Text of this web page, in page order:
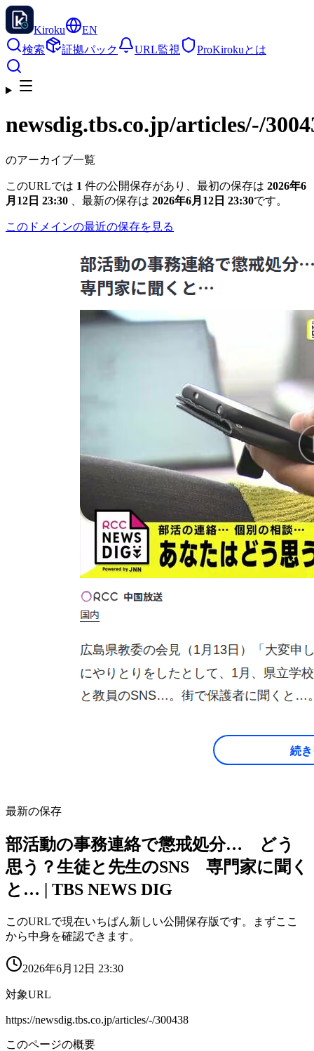
Kiroku
EN
検索
証拠パック URL監視 ProKirokuとは
newsdig.tbs.co.jp/articles/-/
のアーカイブ一覧
このURLでは 1 件の公開保存があり、最初の保存は 2026年6
月12日 23:30
、最新の保存は 2026年6月12日 23:30です。
このドメインの最近の保存を見る
最新の保存
部活動の事務連絡で懲戒処分… どう
思う？生徒と先生のSNS 専門家に聞く
と… | TBS NEWS DIG
このURLで現在いちばん新しい公開保存版です。まずここ
から中身を確認できます。
2026年6月12日 23:30
対象URL
https://newsdig.tbs.co.jp/articles/-/300438
このページの概要